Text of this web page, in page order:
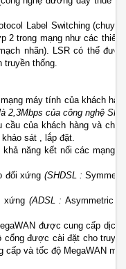
Label Switching
2 trong mạng như các thiết
nhãn). LSR có thể
truyền thống.
máy tính của khách
2,3Mbps của công nghệ
của khách hàng và
sát , lắp đặt.
năng kết nối các mạng
đối xứng (SHDSL :
xứng (ADSL : Asymmetric
được cung cấp
cổng được cài đặt cho truy
và tốc độ MegaWAN mà